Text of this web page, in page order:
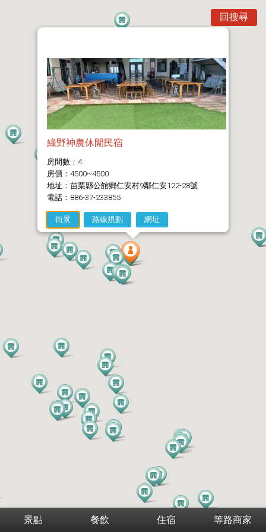
景點 餐飲 住宿 等路商家
回搜尋
綠野神農休閒民宿
房間數：4
房價：4500~4500
地址：苗栗縣公館鄉仁安村9鄰仁安122-28號
電話：886-37-233855
街景 路線規劃 網址